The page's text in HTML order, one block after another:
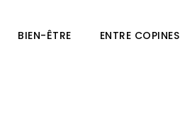
BIEN-ÊTRE ENTRE COPINES